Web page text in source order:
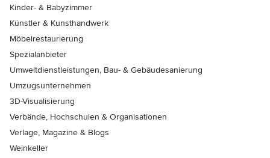
Kinder- & Babyzimmer
Künstler & Kunsthandwerk
Möbelrestaurierung
Spezialanbieter
Umweltdienstleistungen, Bau- & Gebäudesanierung
Umzugsunternehmen
3D-Visualisierung
Verbände, Hochschulen & Organisationen
Verlage, Magazine & Blogs
Weinkeller